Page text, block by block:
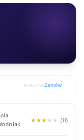
970×250Zamów →
★★★ ★ ★ (11)